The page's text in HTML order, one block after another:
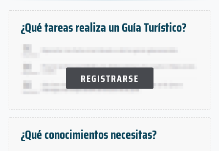
¿Qué tareas realiza un Guía Turístico?
REGISTRARSE
¿Qué conocimientos necesitas?